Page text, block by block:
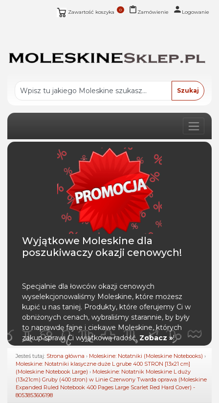
Zawartość koszyka 0 Zamówienie Logowanie
Wyjątkowe Moleskine dla
poszukiwaczy okazji cenowych!
Specjalnie dla łowców okazji cenowych
wyselekcjonowaliśmy Moleskine, które możesz
kupić u nas taniej. Produkty, które oferujemy Ci w
obniżonych cenach, wybraliśmy starannie, by były
to naprawdę fajne i ciekawe Moleskine, których
zakup sprawi Ci wyjątkową radość. Zobacz »!
Jesteś tutaj: Strona główna › Moleskine: Notatniki (Moleskine Notebooks) ›
Moleskine: Notatniki klasyczne duże L grube 400 STRON [13x21 cm]
(Moleskine Notebook Large) › Moleskine: Notatnik Moleskine L duży
(13x21cm) Gruby (400 stron) w Linie Czerwony Twarda oprawa (Moleskine
Expanded Ruled Notebook 400 Pages Large Scarlet Red Hard Cover) -
8053853606198